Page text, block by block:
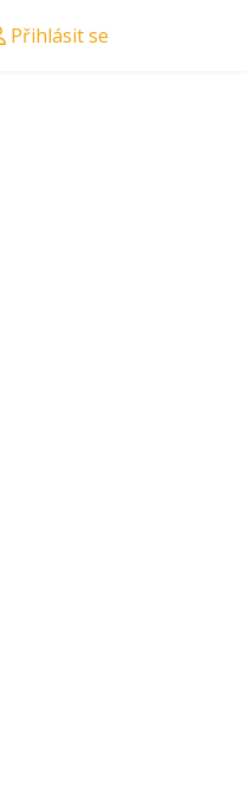
Přihlásit se